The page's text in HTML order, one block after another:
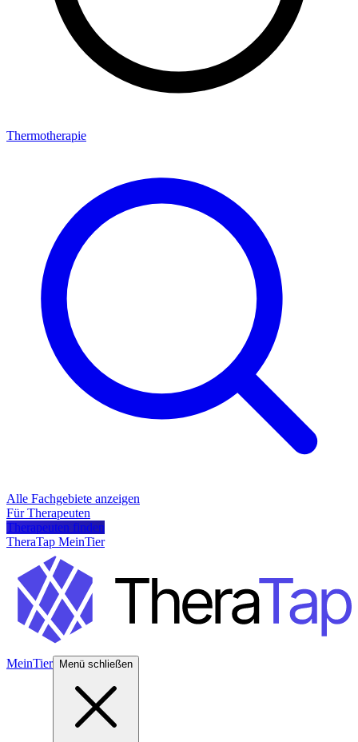
Thermotherapie
Alle Fachgebiete anzeigen
Für Therapeuten
Therapeuten finden
TheraTap MeinTier
MeinTier Menü schließen